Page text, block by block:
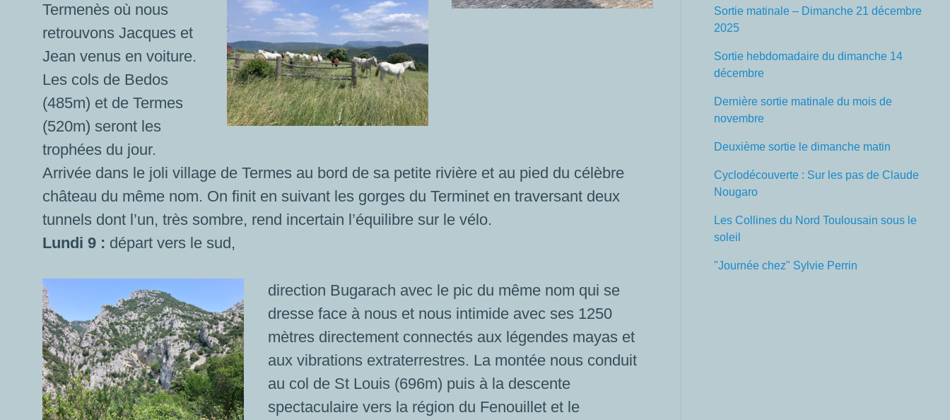
Termenès où nous
retrouvons Jacques et
Jean venus en voiture.
Les cols de Bedos
(485m) et de Termes
(520m) seront les
trophées du jour.
Arrivée dans le joli village de Termes au bord de sa petite rivière et au pied du célèbre
château du même nom. On finit en suivant les gorges du Terminet en traversant deux
tunnels dont l’un, très sombre, rend incertain l’équilibre sur le vélo.
Lundi 9 : départ vers le sud,
direction Bugarach avec le pic du même nom qui se
dresse face à nous et nous intimide avec ses 1250
mètres directement connectés aux légendes mayas et
aux vibrations extraterrestres. La montée nous conduit
au col de St Louis (696m) puis à la descente
spectaculaire vers la région du Fenouillet et le
Sortie matinale – Dimanche 21 décembre
2025
Sortie hebdomadaire du dimanche 14
décembre
Dernière sortie matinale du mois de
novembre
Deuxième sortie le dimanche matin
Cyclodécouverte : Sur les pas de Claude
Nougaro
Les Collines du Nord Toulousain sous le
soleil
"Journée chez" Sylvie Perrin